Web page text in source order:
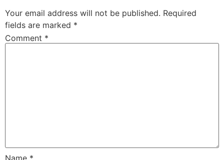
Your email address will not be published. Required
fields are marked *
Comment *